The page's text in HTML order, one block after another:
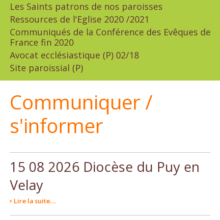
Les Saints patrons de nos paroisses
Ressources de l'Eglise 2020 /2021
Communiqués de la Conférence des Evêques de
France fin 2020
Avocat ecclésiastique (P) 02/18
Site paroissial (P)
Communiquer /
s'informer
15 08 2026 Diocèse du Puy en
Velay
Lire la suite…